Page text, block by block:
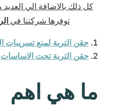
كل ذلك بالاضافة الي
توفرها شركتنا في
حقن التربة لمنع تسريبات
حقن التربة تحت الاساسات
ما هي اهم